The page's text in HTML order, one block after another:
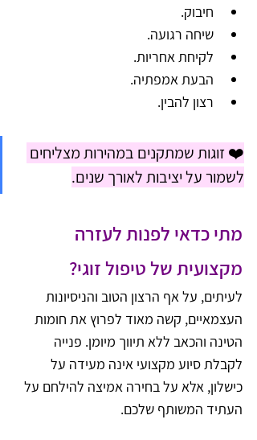
חיבוק.
שיחה רגועה.
לקיחת אחריות.
הבעת אמפתיה.
רצון להבין.
❤️ זוגות שמתקנים במהירות מצליחים
לשמור על יציבות לאורך שנים.
מתי כדאי לפנות לעזרה
מקצועית של טיפול זוגי?
לעיתים, על אף הרצון הטוב והניסיונות
העצמאיים, קשה מאוד לפרוץ את חומות
הטינה והכאב ללא תיווך מיומן. פנייה
לקבלת סיוע מקצועי אינה מעידה על
כישלון, אלא על בחירה אמיצה להילחם על
העתיד המשותף שלכם.